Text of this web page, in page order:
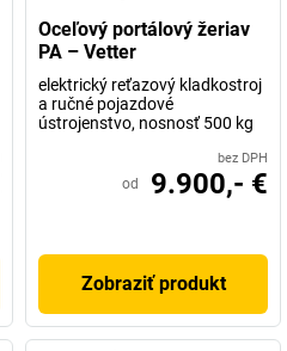
Oceľový portálový žeriav
PA – Vetter
elektrický reťazový kladkostroj
a ručné pojazdové
ústrojenstvo, nosnosť 500 kg
bez DPH
od 9.900,- €
Zobraziť produkt